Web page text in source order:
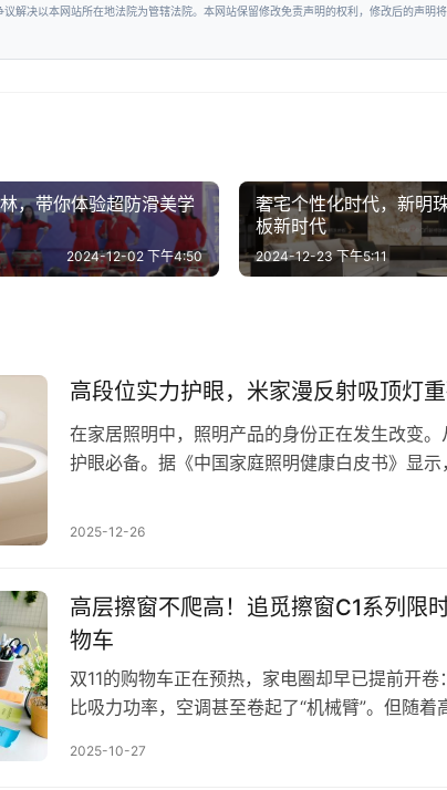
解决以本网站所在地法院为管辖法院。本网站保留修改免责声明的权利，修改后的声明
，带你体验超防滑美学
2024-12-02 下午4:50
奢宅个性化时代，新明
板新时代
2024-12-23 下午5:11
高段位实力护眼，米家漫反射吸顶灯重
在家居照明中，照明产品的身份正在发生改变
护眼必备。据《中国家庭照明健康白皮书》显示
段，难以兼顾健康与智能体验。灯，不仅仅要
2025-12-26
高层擦窗不爬高！追觅擦窗C1系列限
物车
双11的购物车正在预热，家电圈却早已提前开
比吸力功率，空调甚至卷起了“机械臂”。但随
身一刻，心跳永远比手速快。2025年双十一前
2025-10-27